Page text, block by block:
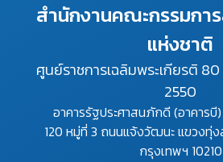
สำนักงานคณะกรรมกา
แห่งชาติ
ศูนย์ราชการเฉลิมพระเกียรติ
2550
อาคารรัฐประศาสนภักดี (อาคาร
120 หมู่ที่ 3 ถนนแจ้งวัฒนะ แขวงทุ่
กรุงเทพฯ 10210